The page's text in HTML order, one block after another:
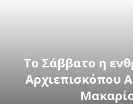
Το Σάββατο η
Αρχιεπισκόπου